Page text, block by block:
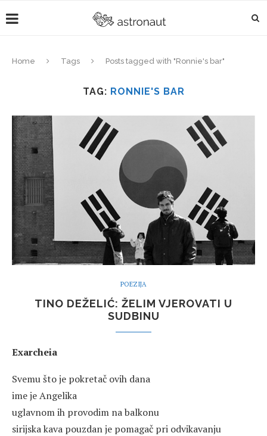
Home Tags Posts tagged with "Ronnie's bar"
TAG: RONNIE'S BAR
POEZIJA
TINO DEŽELIĆ: ŽELIM VJEROVATI U
SUDBINU
Exarcheia
Svemu što je pokretač ovih dana
ime je Angelika
uglavnom ih provodim na balkonu
sirijska kava pouzdan je pomagač pri odvikavanju